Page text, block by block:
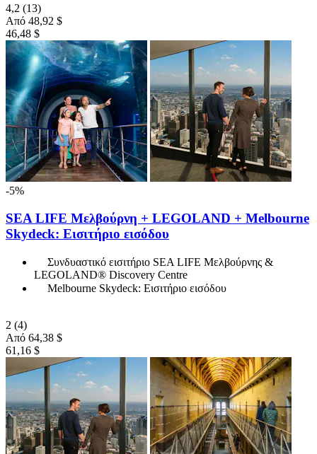
4,2 (13)
Από 48,92 $
46,48 $
-5%
SEA LIFE Μελβούρνη + LEGOLAND + Melbourne
Skydeck: Εισιτήριο εισόδου
Συνδυαστικό εισιτήριο SEA LIFE Μελβούρνης &
LEGOLAND® Discovery Centre
Melbourne Skydeck: Εισιτήριο εισόδου
2 (4)
Από 64,38 $
61,16 $